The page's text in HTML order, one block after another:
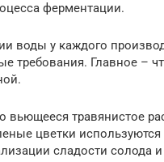
ферментации.
воды у каждого
требования. Главное –
вьющееся травянистое
цветки
сладости солода